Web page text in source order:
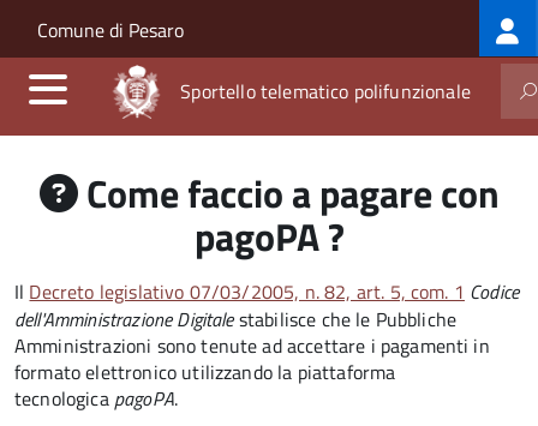
Salta al contenuto principale
Skip to site navigation
Comune di Pesaro
Sportello telematico polifunzionale
Come faccio a pagare con
pagoPA ?
Il Decreto legislativo 07/03/2005, n. 82, art. 5, com. 1 Codice
dell'Amministrazione Digitalestabilisce che le Pubbliche
Amministrazioni sono tenute ad accettare i pagamenti in
formato elettronico utilizzando la piattaforma
tecnologica pagoPA.